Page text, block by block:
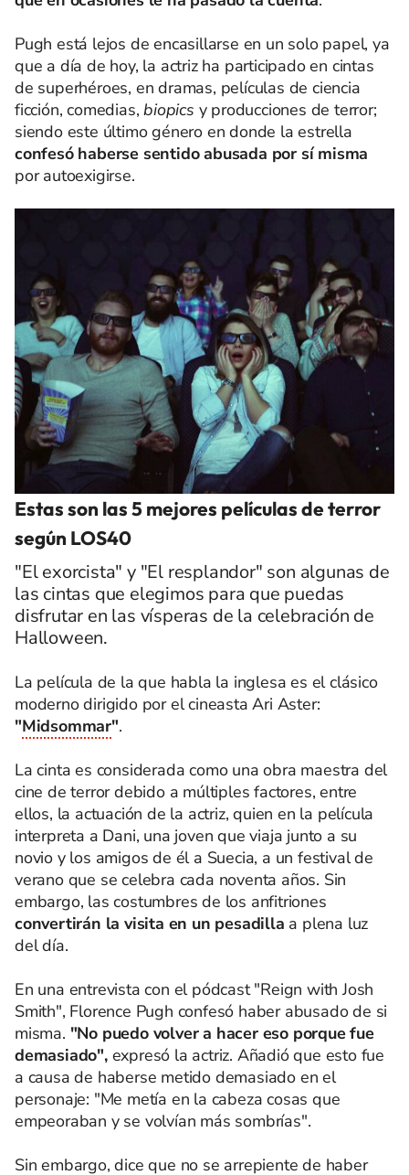
Pugh está lejos de encasillarse en un solo papel, ya
que a día de hoy, la actriz ha participado en cintas
de superhéroes, en dramas, películas de ciencia
ficción, comedias,biopics y producciones de terror;
siendo este último género en donde la estrella
confesó haberse sentido abusada por sí misma
por autoexigirse.
Estas son las 5 mejores películas de terror
según LOS40
"El exorcista" y "El resplandor" son algunas de
las cintas que elegimos para que puedas
disfrutar en las vísperas de la celebración de
Halloween.
La película de la que habla la inglesa es el clásico
moderno dirigido por el cineasta Ari Aster:
"Midsommar".
La cinta es considerada como una obra maestra del
cine de terror debido a múltiples factores, entre
ellos, la actuación de la actriz, quien en la película
interpreta a Dani, una joven que viaja junto a su
novio y los amigos de él a Suecia, a un festival de
verano que se celebra cada noventa años. Sin
embargo, las costumbres de los anfitriones
convertirán la visita en un pesadilla a plena luz
del día.
En una entrevista con el pódcast "Reign with Josh
Smith", Florence Pugh confesó haber abusado de si
misma. "No puedo volver a hacer eso porque fue
demasiado", expresó la actriz. Añadió que esto fue
a causa de haberse metido demasiado en el
personaje: "Me metía en la cabeza cosas que
empeoraban y se volvían más sombrías".
Sin embargo, dice que no se arrepiente de haber